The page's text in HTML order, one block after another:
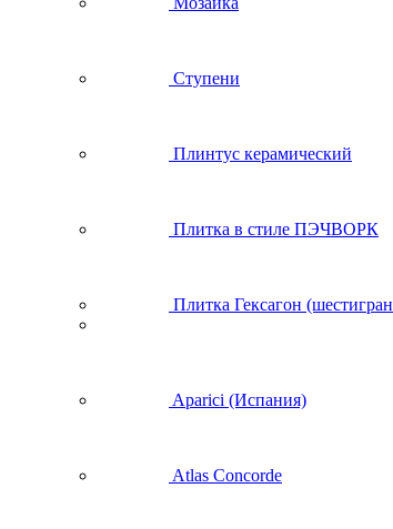
Ступени
Плинтус керамический
Плитка в стиле ПЭЧВОРК
Плитка Гексагон
Aparici (Испания)
Atlas Concorde